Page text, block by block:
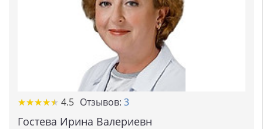
★★★★★
★★★★★ 4.5 Отзывов: 3
Гостева Ирина Валериевн